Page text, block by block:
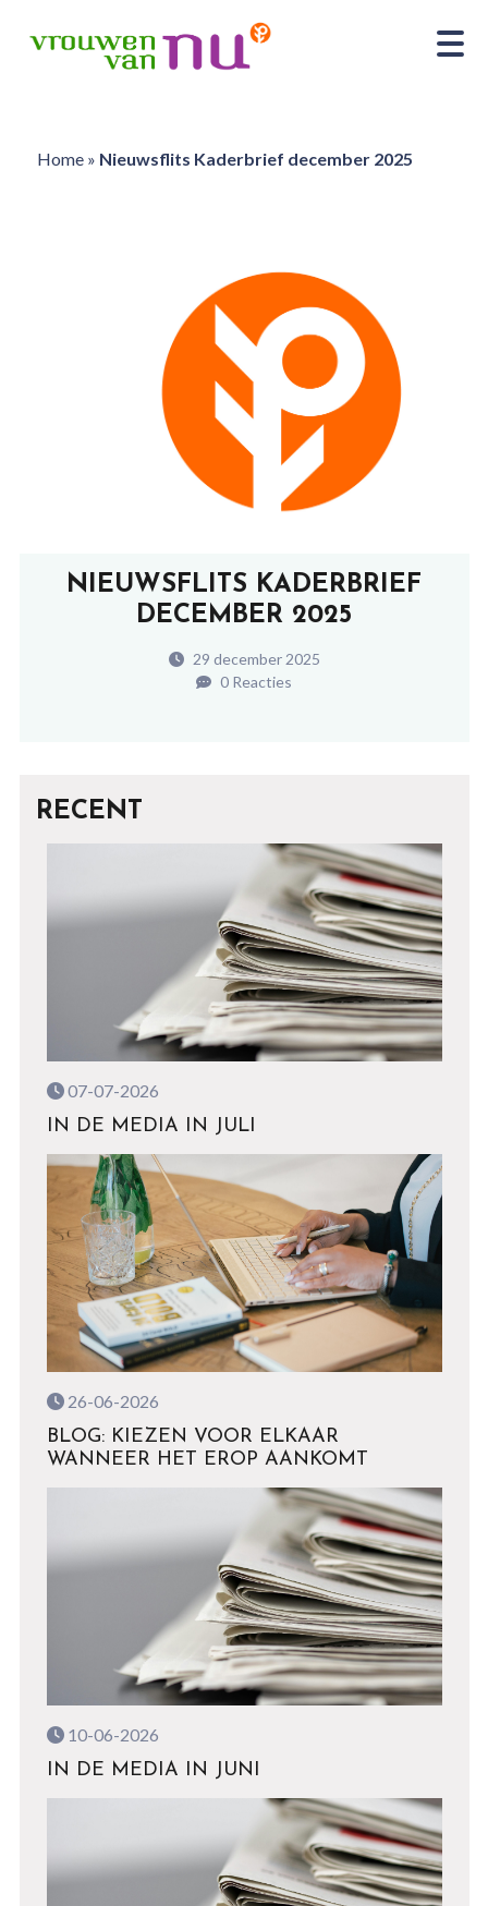
Home» Nieuwsflits Kaderbrief december 2025
NIEUWSFLITS KADERBRIEF
DECEMBER 2025
29 december 2025
0 Reacties
RECENT
07-07-2026
IN DE MEDIA IN JULI
26-06-2026
BLOG: KIEZEN VOOR ELKAAR
WANNEER HET EROP AANKOMT
10-06-2026
IN DE MEDIA IN JUNI